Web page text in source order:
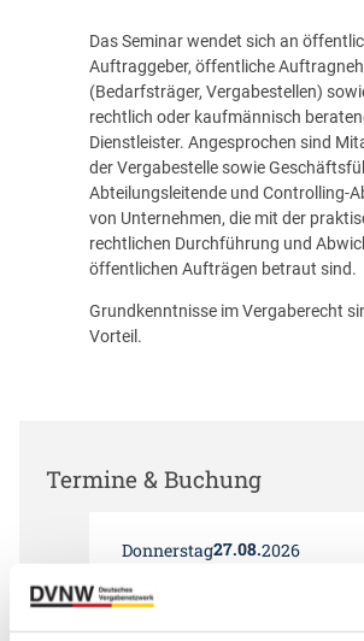
Das Seminar wendet sich an
Auftraggeber, öffentliche
(Bedarfsträger, Vergabestellen)
rechtlich oder kaufmännisch
Dienstleister. Angesprochen sind
der Vergabestelle sowie
Abteilungsleitende und Controlling-
von Unternehmen, die mit der
rechtlichen Durchführung und
öffentlichen Aufträgen betraut sind.
Grundkenntnisse im Vergaberecht
Vorteil.
Termine & Buchung
Donnerstag27.08.2026
09:00 Uhr – 15:00 Uhr